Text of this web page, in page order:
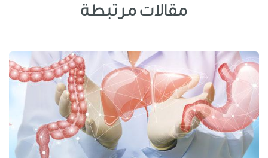
مقالات مرتبطة